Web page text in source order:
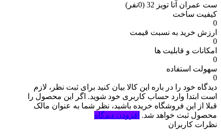
ست عمران آتا تویز 32
(0نفر)
کیفیت ساخت
0
ارزش خرید به نسبت قیمت
0
امکانات و قابلیت ها
0
سهولت استفاده
0
دیدگاه خود را در باره این کالا بیان کنید برای ثبت نظر، لازم
است ابتدا وارد حساب کاربری خود شوید. اگر این محصول را
قبلا از این فروشگاه خریده باشید، نظر شما به عنوان مالک
محصول ثبت خواهد شد. افزودن دیدگاه
نظرات کاربران